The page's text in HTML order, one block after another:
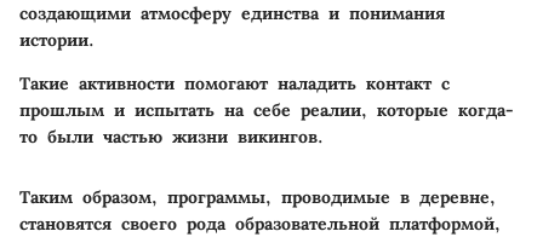
создающими атмосферу единства и понимания
истории.
Такие активности помогают наладить контакт с
прошлым и испытать на себе реалии, которые когда-
то были частью жизни викингов.
Таким образом, программы, проводимые в деревне,
становятся своего рода образовательной платформой,